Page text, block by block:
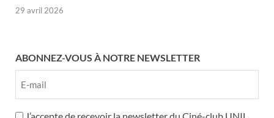
29 avril 2026
ABONNEZ-VOUS À NOTRE NEWSLETTER
RGPD